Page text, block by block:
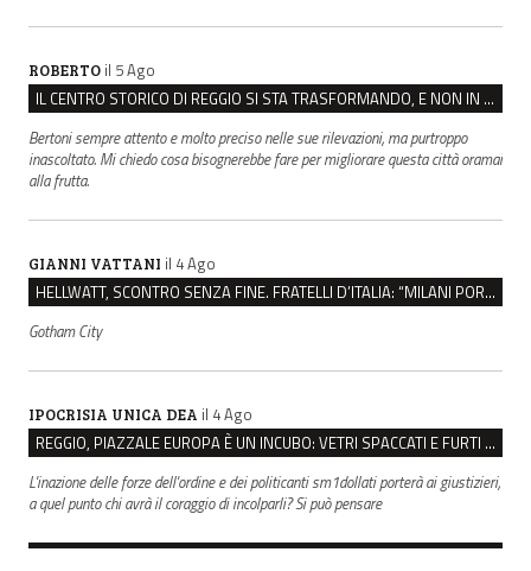
ROBERTO il 5 Ago
IL CENTRO STORICO DI REGGIO SI STA TRASFORMANDO, E NON IN MEGLIO
Bertoni sempre attento e molto preciso nelle sue rilevazioni, ma purtroppo
inascoltato. Mi chiedo cosa bisognerebbe fare per migliorare questa città oramai
alla frutta.
GIANNI VATTANI il 4 Ago
HELLWATT, SCONTRO SENZA FINE. FRATELLI D’ITALIA: “MILANI PORTA DOCUMENTI, DE FRANCO INSULTI”
Gotham City
IPOCRISIA UNICA DEA il 4 Ago
REGGIO, PIAZZALE EUROPA È UN INCUBO: VETRI SPACCATI E FURTI SULLE AUTO IN SOSTA
L'inazione delle forze dell'ordine e dei politicanti sm1dollati porterà ai giustizieri,
a quel punto chi avrà il coraggio di incolparli? Si può pensare